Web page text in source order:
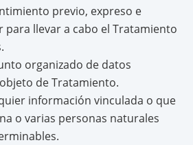
previo, expreso e
llevar a cabo el Tratamiento
organizado de datos
de Tratamiento.
información vinculada o que
o varias personas naturales